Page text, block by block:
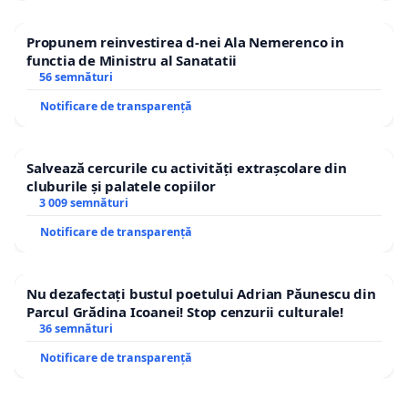
Propunem reinvestirea d-nei Ala Nemerenco in
functia de Ministru al Sanatatii
56 semnături
Notificare de transparență
Salvează cercurile cu activități extrașcolare din
cluburile și palatele copiilor
3 009 semnături
Notificare de transparență
Nu dezafectați bustul poetului Adrian Păunescu din
Parcul Grădina Icoanei! Stop cenzurii culturale!
36 semnături
Notificare de transparență